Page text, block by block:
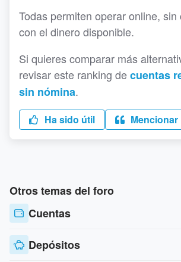
Todas permiten operar online,
con el dinero disponible.
Si quieres comparar más
revisar este ranking decuentas
sin nómina.
Ha sido útil Mencionar
Otros temas del foro
Cuentas
Depósitos